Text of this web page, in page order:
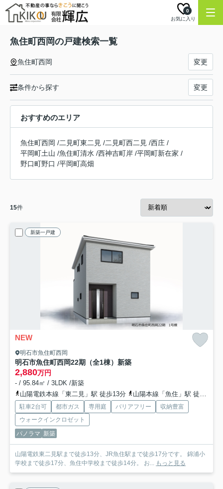
お気に入り
0
魚住町西岡の戸建検索一覧
魚住町西岡 変更
条件から探す 変更
おすすめのエリア
魚住町西岡 /二見町東二見 /二見町西二見 /西庄 /
平岡町土山 /魚住町清水 /西神吉町岸 /平岡町新在家 /
野口町野口 /平岡町高畑
15件
新築一戸建
NEW
明石市魚住町西岡
明石市魚住町西岡22期（全1棟）新築
2,880万円
- / 95.84㎡ / 3LDK /新築
山陽電鉄本線「東二見」駅 徒歩13分
山陽本線「魚住」駅 徒歩17分
駐車2台可 都市ガス 専用庭 バリアフリー
収納豊富
ウォークインクロゼット
パノラマ 新築
山陽電鉄東二見駅まで徒歩13分、JR魚住駅まで徒歩17分です。 錦浦小
学校まで徒歩17分、魚住中学校まで徒歩14分。 お... もっと見る